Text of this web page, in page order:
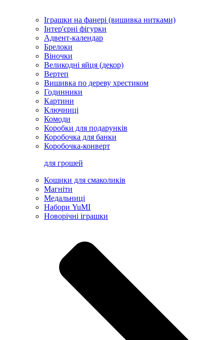
Іграшки на фанері (вишивка нитками)
Інтер'єрні фігурки
Адвент-календар
Брелоки
Віночки
Великодні яйця (декор)
Вертеп
Вишивка по дереву хрестиком
Годинники
Картини
Ключниці
Комоди
Коробки для подарунків
Коробочка для банки
Коробочка-конверт
для грошей
Кошики для смаколиків
Магніти
Медальниці
Набори YuMI
Новорічні іграшки